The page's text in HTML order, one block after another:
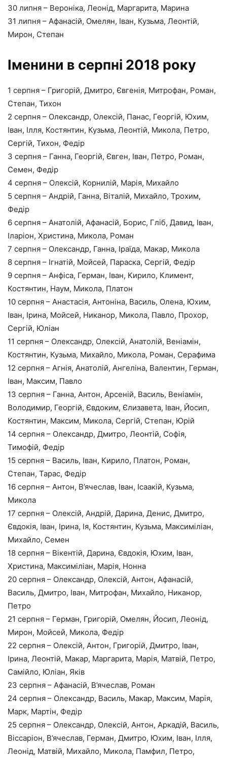
30 липня – Вероніка, Леонід, Маргарита, Марина
31 липня – Афанасій, Омелян, Іван, Кузьма, Леонтій,
Мирон, Степан
Іменини в серпні 2018 року
1 серпня – Григорій, Дмитро, Євгенія, Митрофан, Роман,
Степан, Тихон
2 серпня – Олександр, Олексій, Панас, Георгій, Юхим,
Іван, Ілля, Костянтин, Кузьма, Леонтій, Микола, Петро,
Сергій, Тихон, Федір
3 серпня – Ганна, Георгій, Євген, Іван, Петро, Роман,
Семен, Федір
4 серпня – Олексій, Корнилій, Марія, Михайло
5 серпня – Андрій, Ганна, Віталій, Михайло, Трохим,
Федір
6 серпня – Анатолій, Афанасій, Борис, Гліб, Давид, Іван,
Іларіон, Христина, Микола, Роман
7 серпня – Олександр, Ганна, Іраїда, Макар, Микола
8 серпня – Ігнатій, Мойсей, Параска, Сергій, Федір
9 серпня – Анфіса, Герман, Іван, Кирило, Климент,
Костянтин, Наум, Микола, Платон
10 серпня – Анастасія, Антоніна, Василь, Олена, Юхим,
Іван, Ірина, Мойсей, Никанор, Микола, Павло, Прохор,
Сергій, Юліан
11 серпня – Олександр, Олексій, Анатолій, Веніамін,
Костянтин, Кузьма, Михайло, Микола, Роман, Серафима
12 серпня – Агнія, Анатолій, Ангеліна, Валентин, Герман,
Іван, Максим, Павло
13 серпня – Ганна, Антон, Арсеній, Василь, Веніамін,
Володимир, Георгій, Євдоким, Єлизавета, Іван, Йосип,
Костянтин, Максим, Микола, Сергій, Степан, Юрій
14 серпня – Олександр, Дмитро, Леонтій, Софія,
Тимофій, Федір
15 серпня – Василь, Іван, Кирило, Платон, Роман,
Степан, Тарас, Федір
16 серпня – Антон, В’ячеслав, Іван, Ісаакій, Кузьма,
Микола
17 серпня – Олексій, Андрій, Дарина, Денис, Дмитро,
Євдокія, Іван, Ірина, Ія, Костянтин, Кузьма, Максиміліан,
Михайло, Семен
18 серпня – Вікентій, Дарина, Євдокія, Юхим, Іван,
Христина, Максиміліан, Марія, Нонна
20 серпня – Олександр, Олексій, Антон, Афанасій,
Василь, Дмитро, Іван, Митрофан, Михайло, Никанор,
Петро
21 серпня – Герман, Григорій, Омелян, Йосип, Леонід,
Мирон, Мойсей, Микола, Федір
22 серпня – Олексій, Антон, Григорій, Дмитро, Іван,
Ірина, Леонтій, Макар, Маргарита, Марія, Матвій, Петро,
Самійло, Юліан, Яків
23 серпня – Афанасій, В’ячеслав, Роман
24 серпня – Олександр, Василь, Макар, Максим, Марія,
Марк, Мартін, Федір
25 серпня – Олександр, Олексій, Антон, Аркадій, Василь,
Віссаріон, В’ячеслав, Герман, Дмитро, Юхим, Іван, Ілля,
Леонід, Матвій, Михайло, Микола, Памфил, Петро,